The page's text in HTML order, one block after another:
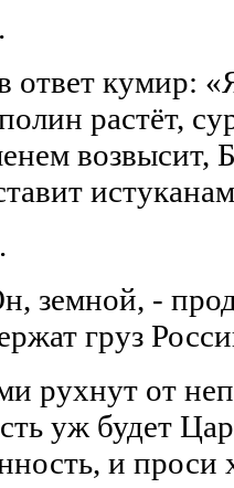
ответ кумир:
растёт,
возвысит,
земной, -
груз
рухнут от
уж будет
и проси